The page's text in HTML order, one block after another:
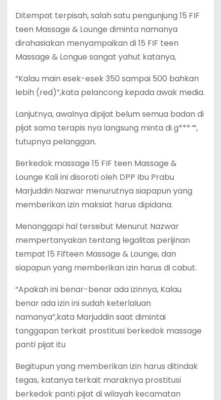
Ditempat terpisah, salah satu pengunjung 15 FIF
teen Massage & Lounge diminta namanya
dirahasiakan menyampaikan di 15 FIF teen
Massage & Longue sangat yahut katanya,
“Kalau main esek-esek 350 sampai 500 bahkan
lebih (red)”,kata pelancong kepada awak media.
Lanjutnya, awalnya dipijat belum semua badan di
pijat sama terapis nya langsung minta di g***““,
tutupnya pelanggan.
Berkedok massage 15 FIF teen Massage &
Lounge Kali ini disoroti oleh DPP Ibu Prabu
Marjuddin Nazwar menurutnya siapapun yang
memberikan izin maksiat harus dipidana.
Menanggapi hal tersebut Menurut Nazwar
mempertanyakan tentang legalitas perijinan
tempat 15 Fifteen Massage & Lounge, dan
siapapun yang memberikan izin harus di cabut.
“Apakah ini benar-benar ada izinnya, Kalau
benar ada izin ini sudah keterlaluan
namanya”,kata Marjuddin saat dimintai
tanggapan terkait prostitusi berkedok massage
panti pijat itu
Begitupun yang memberikan izin harus ditindak
tegas, katanya terkait maraknya prostitusi
berkedok panti pijat di wilayah kecamatan